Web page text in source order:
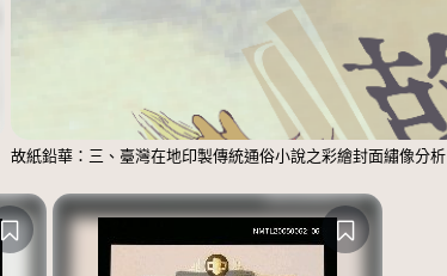
故紙鉛華：三、臺灣在地印製傳統通俗小說之彩繪封面繡像分析